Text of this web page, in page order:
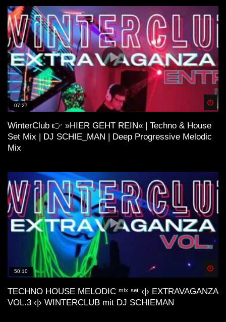
07:27
WinterClub 👉 »HIER GEHT REIN« | Techno & House
Set Mix | DJ SCHIE_MAN | Deep Progressive Melodic
Mix
50:10
TECHNO HOUSE MELODIC ᵐⁱˣ ˢᵉᵗ ‹|› EXTRAVAGANZA
VOL.3 ‹|› WINTERCLUB mit DJ SCHIEMAN